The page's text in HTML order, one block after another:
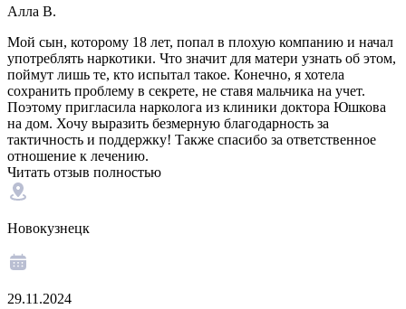
Алла В.
Мой сын, которому 18 лет, попал в плохую компанию и начал
употреблять наркотики. Что значит для матери узнать об этом,
поймут лишь те, кто испытал такое. Конечно, я хотела
сохранить проблему в секрете, не ставя мальчика на учет.
Поэтому пригласила нарколога из клиники доктора Юшкова
на дом. Хочу выразить безмерную благодарность за
тактичность и поддержку! Также спасибо за ответственное
отношение к лечению.
Читать отзыв полностью
Новокузнецк
29.11.2024